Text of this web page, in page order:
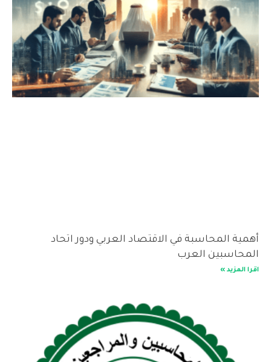
أهمية المحاسبة في الاقتصاد العربي ودور اتحاد
المحاسبين العرب
اقرا المزيد »